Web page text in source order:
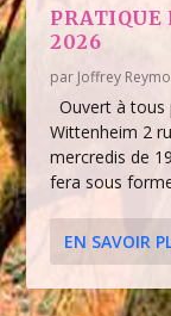
PRATIQUE
2026
par Joffrey
Ouvert à tous
Wittenheim 2
mercredis de
fera sous
EN SAVOIR